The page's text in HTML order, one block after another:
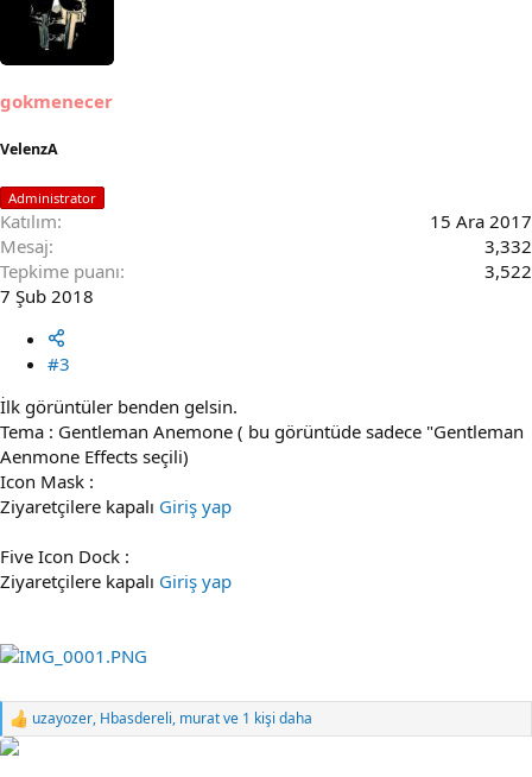
gokmenecer
VelenzA
Administrator
Katılım
15 Ara 2017
Mesaj
3,332
Tepkime puanı
3,522
7 Şub 2018
#3
İlk görüntüler benden gelsin.
Tema : Gentleman Anemone ( bu görüntüde sadece "Gentleman
Aenmone Effects seçili)
Icon Mask :
Ziyaretçilere kapalı Giriş yap
Five Icon Dock :
Ziyaretçilere kapalı Giriş yap
R
e
uzayozer, Hbasdereli, muratve 1 kişi daha